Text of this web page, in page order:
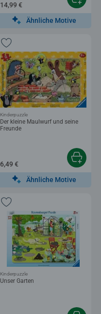
14,99 €
Ähnliche Motive
Der kleine Maulwurf und seine
Freunde
Kinderpuzzle
6,49 €
Ähnliche Motive
Unser Garten
Kinderpuzzle